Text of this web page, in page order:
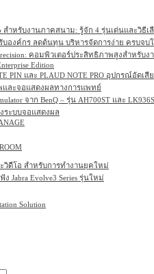
สำหรับงานภาคสนาม: รู้จัก 4 รุ่นเด่นและวิธีเ
องค์กร ลดต้นทุน บริหารจัดการง่าย ครบจบ
คอมพิวเตอร์ประสิทธิภาพสูงสำหรับ
Edition
PIN และ PLAUD NOTE PRO อุปกรณ์อัด
และจอแสดงผลทางการแพทย์
จาก BenQ – รุ่น AH700ST และ
งระบบจอแสดงผล
วิดีโอ สำหรับการทำงานยุคใหม่
Jabra Evolve3 Series รุ่นใหม่
Solution